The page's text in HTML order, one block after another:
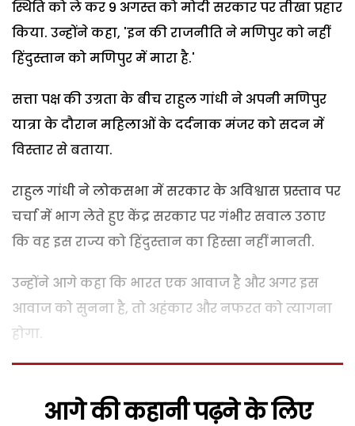
स्थिति को ले कर 9 अगस्त को मोदी सरकार पर तीखा प्रहार
किया. उन्होंने कहा, 'इन की राजनीति ने मणिपुर को नहीं
हिंदुस्तान को मणिपुर में मारा है.'
सत्ता पक्ष की उग्रता के बीच राहुल गांधी ने अपनी मणिपुर
यात्रा के दौरान महिलाओं के दर्दनाक मंजर को सदन में
विस्तार से बताया.
राहुल गांधी ने लोकसभा में सरकार के अविश्वास प्रस्ताव पर
चर्चा में भाग लेते हुए केंद्र सरकार पर गंभीर सवाल उठाए
कि वह इस राज्य को हिंदुस्तान का हिस्सा नहीं मानती.
उन्होंने आगे कहा कि भारत एक आवाज है और अगर इस
आवाज को सुनना है, तो अहंकार और नफरत को त्यागना
होगा.
आगे की कहानी पढ़ने के लिए